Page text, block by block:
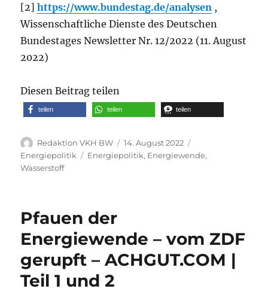
[2]https://www.bundestag.de/analysen ,
Wissenschaftliche Dienste des Deutschen
Bundestages Newsletter Nr. 12/2022 (11. August
2022)
Diesen Beitrag teilen
teilen teilen teilen
Autor
Redaktion VKH BW
Veröffentlicht
am
14. August 2022
Energiepolitik
Schlagwörter
Energiepolitik, Energiewende,
Wasserstoff
Pfauen der
Energiewende – vom ZDF
gerupft – ACHGUT.COM |
Teil 1 und 2